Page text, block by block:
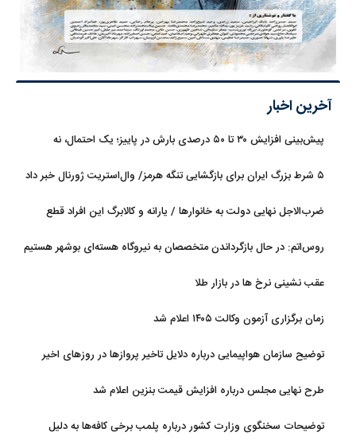
آخرین اخبار
پیش‌بینی افزایش ۳۰ تا ۵۰ درصدی بارش در پاییز؛ یک احتمال، نه
۵ شرط بزرگ ایران برای بازگشایی تنگه هرمز/ وال‌استریت ژورنال خبر داد
ضرب‌الاجل نهایی دولت به خانوارها / یارانه و کالابرگ این افراد قطع
روس‌اتم: در حال بازگرداندن متخصصان به نیروگاه هسته‌ای بوشهر هستیم
عقب نشینی نرخ ها در بازار طلا
زمان برگزاری آزمون وکالت ۱۴۰۵ اعلام شد
توضیح سازمان هواپیمایی درباره دلایل تاخیر پروازها در روزهای اخیر
طرح نهایی مجلس درباره افزایش قیمت بنزین اعلام شد
توضیحات سخنگوی وزارت کشور درباره پلمب برخی کافه‌ها به دلیل